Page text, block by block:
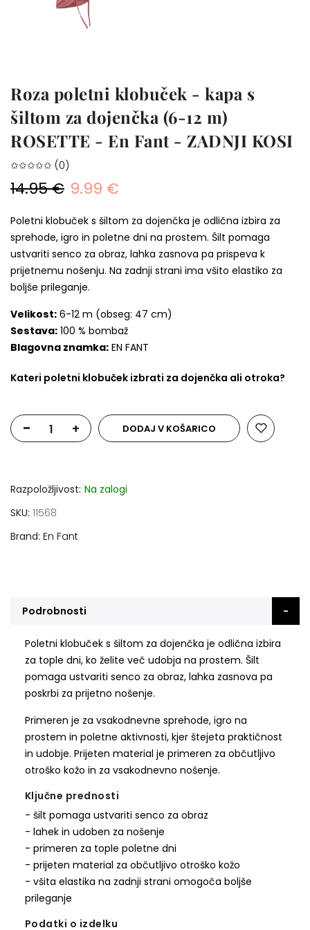
Roza poletni klobuček - kapa s
šiltom za dojenčka (6-12 m)
ROSETTE - En Fant - ZADNJI KOSI
✩✩✩✩✩ (0)
9.99 €
14.95 €
Poletni klobuček s šiltom za dojenčka je odlična izbira za
sprehode, igro in poletne dni na prostem. Šilt pomaga
ustvariti senco za obraz, lahka zasnova pa prispeva k
prijetnemu nošenju. Na zadnji strani ima všito elastiko za
boljše prileganje.
Velikost: 6-12 m (obseg: 47 cm)
Sestava: 100 % bombaž
Blagovna znamka: EN FANT
Kateri poletni klobuček izbrati za dojenčka ali otroka?
- + DODAJ V KOŠARICO
Razpoložljivost: Na zalogi
SKU 11568
Brand En Fant
Podrobnosti
Poletni klobuček s šiltom za dojenčka je odlična izbira
za tople dni, ko želite več udobja na prostem. Šilt
pomaga ustvariti senco za obraz, lahka zasnova pa
poskrbi za prijetno nošenje.
Primeren je za vsakodnevne sprehode, igro na
prostem in poletne aktivnosti, kjer štejeta praktičnost
in udobje. Prijeten material je primeren za občutljivo
otroško kožo in za vsakodnevno nošenje.
Ključne prednosti
- šilt pomaga ustvariti senco za obraz
- lahek in udoben za nošenje
- primeren za tople poletne dni
- prijeten material za občutljivo otroško kožo
- všita elastika na zadnji strani omogoča boljše
prileganje
Podatki o izdelku